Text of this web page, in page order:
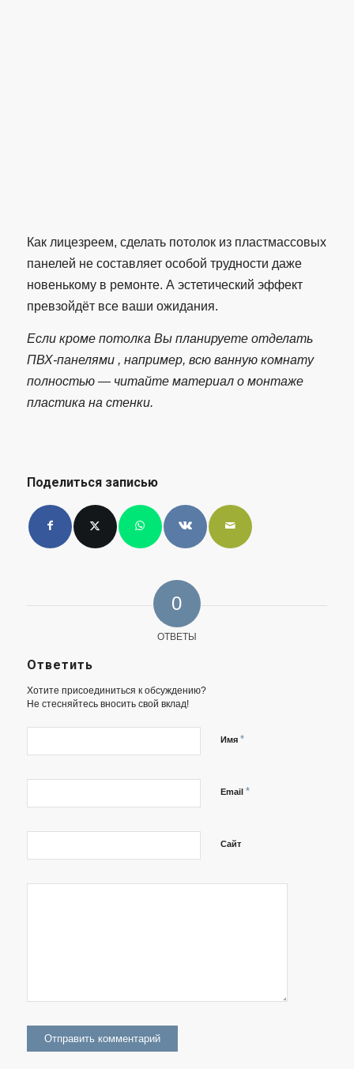
Как лицезреем, сделать потолок из пластмассовых
панелей не составляет особой трудности даже
новенькому в ремонте. А эстетический эффект
превзойдёт все ваши ожидания.
Если кроме потолка Вы планируете отделать
ПВХ-панелями , например, всю ванную комнату
полностью — читайте материал о монтаже
пластика на стенки.
Поделиться записью
0
ОТВЕТЫ
Ответить
Хотите присоединиться к обсуждению?
Не стесняйтесь вносить свой вклад!
Имя *
Email *
Сайт